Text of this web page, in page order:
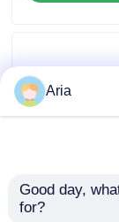
समाचार
न्युमेटिक पाइप
G 1/4 FRL
Aria
Good day,
for?